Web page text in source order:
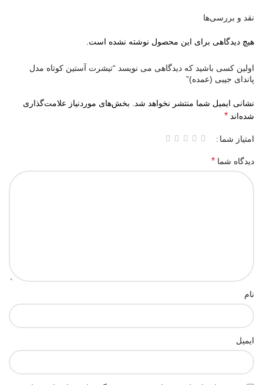
نقد و بررسی‌ها
هیچ دیدگاهی برای این محصول نوشته نشده است.
اولین کسی باشید که دیدگاهی می نویسد “تیشرت آستین کوتاه مدل
پاندای جیبی (عمده)”
نشانی ایمیل شما منتشر نخواهد شد.
بخش‌های موردنیاز علامت‌گذاری
شده‌اند *
امتیاز شما
دیدگاه شما *
نام
ایمیل